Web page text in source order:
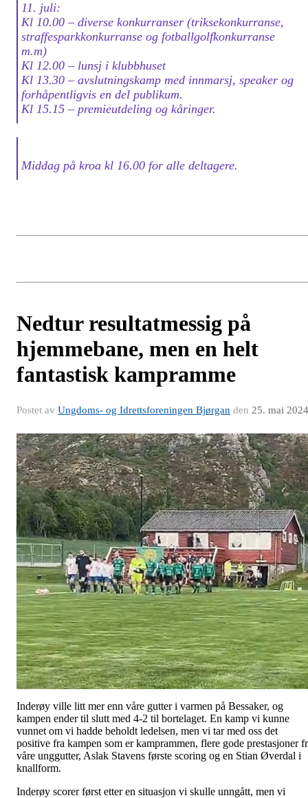
11. juli:
Kl 10.00 – diverse konkurranser (triksekonkurranse,
straffesparkkonkurranse og fotballgolfkonkurranse
m.m)
Kl 12.00 – lunsj i klubbhuset
Kl 13.30 – avslutningskamp med innmarsj, speaker og
forhåpentligvis en del publikum.
Kl 15.15 – premieutdeling og kåringer.
Middag på kroa kl 16.00 for alle deltagere.
Nedtur resultatmessig på
hjemmebane, men en helt
fantastisk kampramme
Postet av Ungdoms- og Idrettsforeningen Bjørgan den 25. mai 2024
Inderøy ville litt mer enn våre gutter i varmen på Bessaker, og
kampen ender til slutt med 4-2 til bortelaget. En kamp vi kunne
vunnet om vi hadde beholdt ledelsen, men vi tar med oss det
positive fra kampen som er kamprammen, flere gode prestasjoner
våre unggutter, Aslak Stavens første scoring og en Stian Øverdal i
knallform.
Inderøy scorer først etter en situasjon vi skulle unngått, men vi